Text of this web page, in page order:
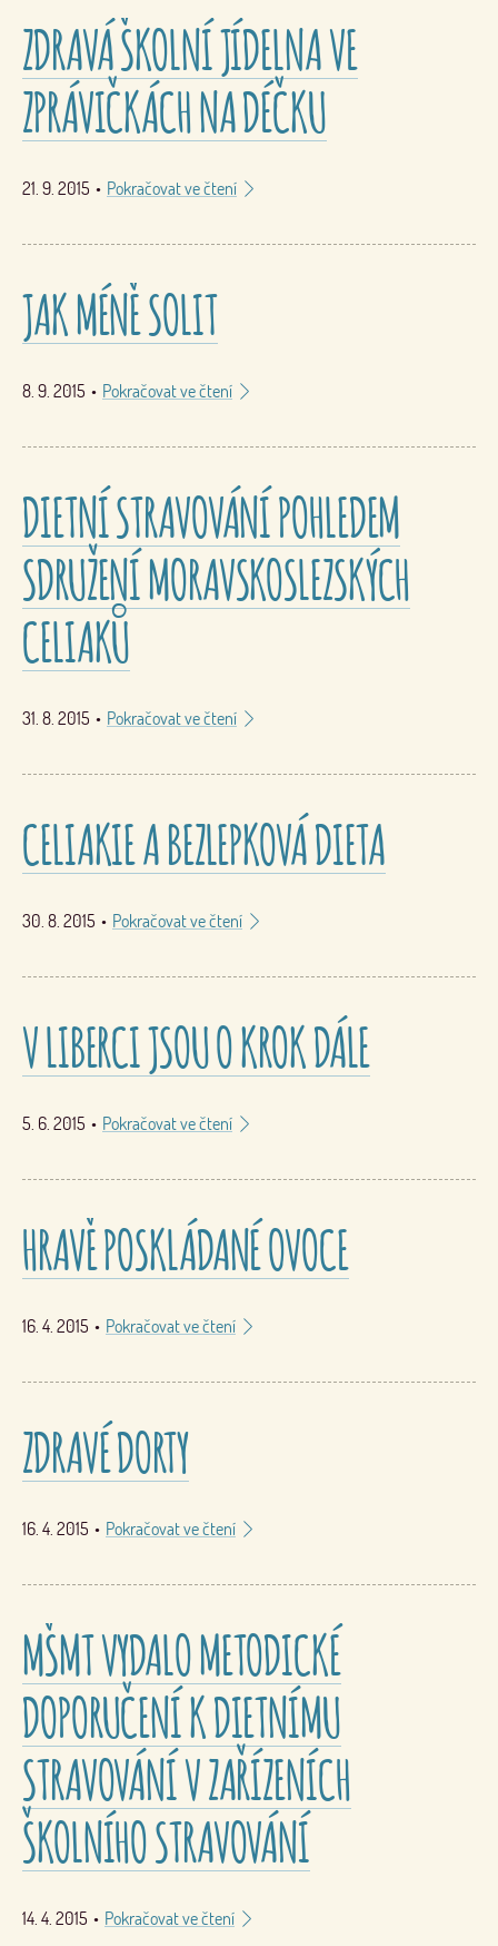
ZDRAVÁ ŠKOLNÍ JÍDELNA VE
ZPRÁVIČKÁCH NA DÉČKU
21. 9. 2015 • Pokračovat ve čtení
JAK MÉNĚ SOLIT
8. 9. 2015 • Pokračovat ve čtení
DIETNÍ STRAVOVÁNÍ POHLEDEM
SDRUŽENÍ MORAVSKOSLEZSKÝCH
CELIAKŮ
31. 8. 2015 • Pokračovat ve čtení
CELIAKIE A BEZLEPKOVÁ DIETA
30. 8. 2015 • Pokračovat ve čtení
V LIBERCI JSOU O KROK DÁLE
5. 6. 2015 • Pokračovat ve čtení
HRAVĚ POSKLÁDANÉ OVOCE
16. 4. 2015 • Pokračovat ve čtení
ZDRAVÉ DORTY
16. 4. 2015 • Pokračovat ve čtení
MŠMT VYDALO METODICKÉ
DOPORUČENÍ K DIETNÍMU
STRAVOVÁNÍ V ZAŘÍZENÍCH
ŠKOLNÍHO STRAVOVÁNÍ
14. 4. 2015 • Pokračovat ve čtení